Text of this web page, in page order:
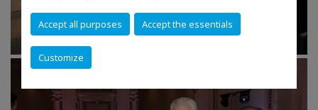
Accept all purposes Accept the essentials
Customize